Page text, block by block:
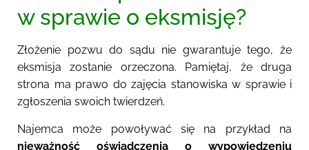
w sprawie o eksmisję?
Złożenie pozwu do sądu nie gwarantuje tego, że
eksmisja zostanie orzeczona. Pamiętaj, że druga
strona ma prawo do zajęcia stanowiska w sprawie i
zgłoszenia swoich twierdzeń.
Najemca może powoływać się na przykład na
nieważność oświadczenia o wypowiedzeniu